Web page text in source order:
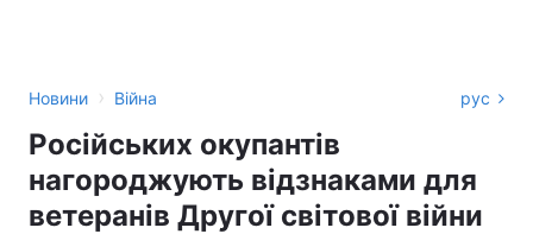
Новини › Війна рус
Російських окупантів
нагороджують відзнаками для
ветеранів Другої світової війни